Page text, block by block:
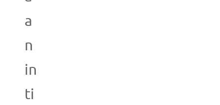
a
n
in
ti